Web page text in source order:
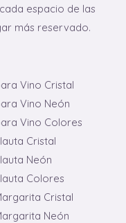
espacio de las
más reservado.
Vino Cristal
Vino Neón
Vino Colores
Cristal
Neón
Colores
Cristal
Neón